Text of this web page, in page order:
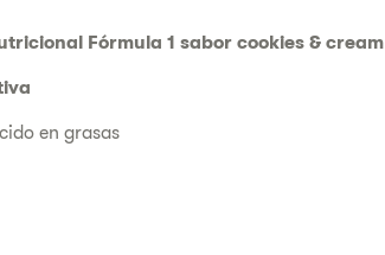
Fórmula 1 sabor cookies & cream
en grasas